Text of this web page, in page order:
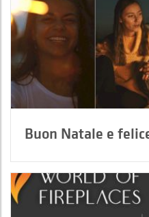
Buon Natale e